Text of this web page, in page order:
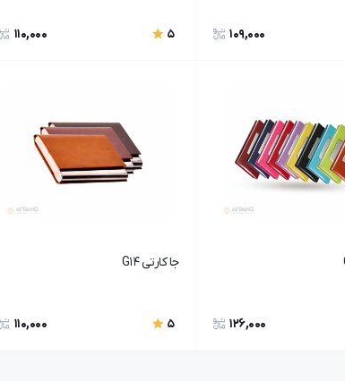
109,000
5
110,000
126,000
جا کارتی G14
5
110,000